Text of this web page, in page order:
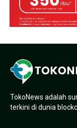
TokoNews adalah
terkini di dunia